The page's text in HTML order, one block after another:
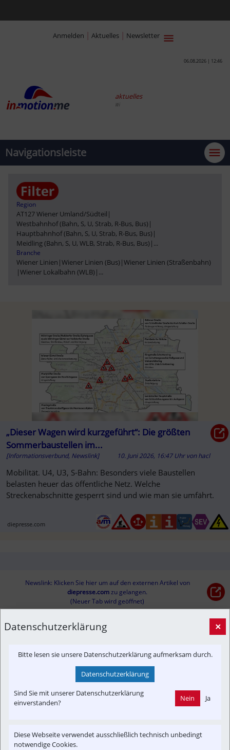
Anmelden | Aktuelles | Newsletter
06.08.2026 | 12:46
aktuelles
Wir v
Navigationsleiste
Region
AT127 Wiener Umland/Südteil |
Westbahnhof (Bahn, S, U, Strab, R-Bus, Bus) |
Hauptbahnhof (Bahn, S, U, Strab, R-Bus, Bus) |
Meidling (Bahn, S, U, WLB, Strab, R-Bus, Bus) | ...
Branche
Wiener Linien |Wiener Linien (Bus) |Wiener Linien (Straßenbahn)
|Wiener Lokalbahn (WLB) | ...
„Dieser Wagen wird kurzgeführt“: Die größten
Sommerbaustellen im...
[Informationsverbund, Newslink] 10. Juni 2026, 16:47 Uhr vonhacl
Mobilität. U4, U3, S-Bahn: Besonders viele Baustellen
belasten heuer das öffentliche Netz. Welche
Streckenabschnitte gesperrt sind und wie man sie umfährt.
diepresse.com
Newslink: Klicken Sie hier um auf den externen Artikel von
diepresse.com zu gelangen.
(Neuer Tab wird geöffnet)
Fahrgast
Projekt SEV Störung
Themenbereiche
Betreiber
Informationsverbund
Newslink
Reportage Strecken-Portrait
Time-Event
Datenschutzerklärung ×
Bitte lesen sie unsere Datenschutzerklärung aufmerksam durch.
Datenschutzerklärung
Sind Sie mit unserer Datenschutzerklärung
einverstanden?
Nein Ja
Diese Webseite verwendet ausschließlich technisch unbedingt
notwendige Cookies.